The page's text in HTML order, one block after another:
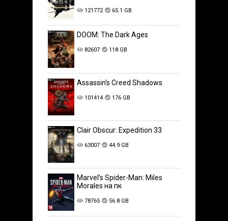
121772 65.1 GB
DOOM: The Dark Ages
82607 118 GB
Assassin's Creed Shadows
101414 176 GB
Clair Obscur: Expedition 33
63007 44.9 GB
Marvel’s Spider-Man: Miles
Morales на пк
78765 56.8 GB